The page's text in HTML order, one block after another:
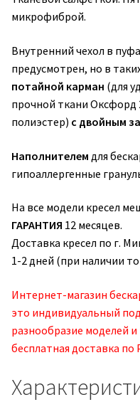
микрофиброй.
Внутренний чехол в
предусмотрен, но в
потайной карман (для
прочной ткани Оксфорд
полиэстер) с двойным
Наполнителем для
гипоаллергенные
На все модели кресел
ГАРАНТИЯ 12 месяцев.
Доставка кресел по г.
1-2 дней (при наличии
Интернет-магазин
это индивидуальный
разнообразие моделей
бесплатная доставка по